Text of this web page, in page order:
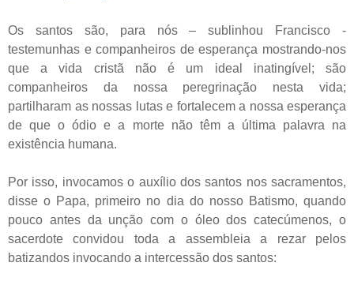
Os santos são, para nós – sublinhou Francisco -
testemunhas e companheiros de esperança mostrando-nos
que a vida cristã não é um ideal inatingível; são
companheiros da nossa peregrinação nesta vida;
partilharam as nossas lutas e fortalecem a nossa esperança
de que o ódio e a morte não têm a última palavra na
existência humana.
Por isso, invocamos o auxílio dos santos nos sacramentos,
disse o Papa, primeiro no dia do nosso Batismo, quando
pouco antes da unção com o óleo dos catecúmenos, o
sacerdote convidou toda a assembleia a rezar pelos
batizandos invocando a intercessão dos santos: